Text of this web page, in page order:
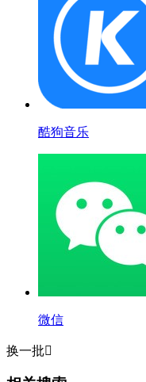
酷狗音乐
微信
换一批